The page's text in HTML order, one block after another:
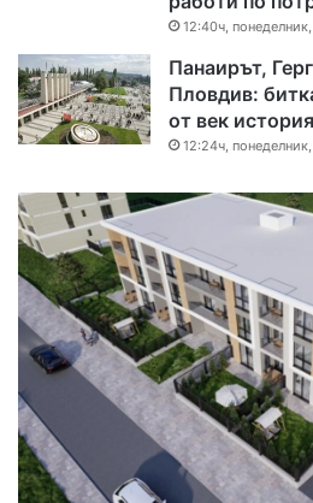
12:40ч,
Панаирът,
Пловдив:
от век история
12:24ч,